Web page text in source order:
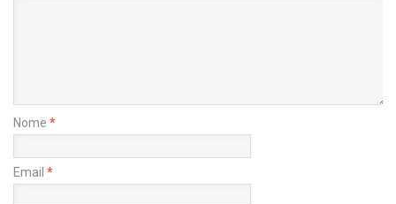
Nome *
Email *